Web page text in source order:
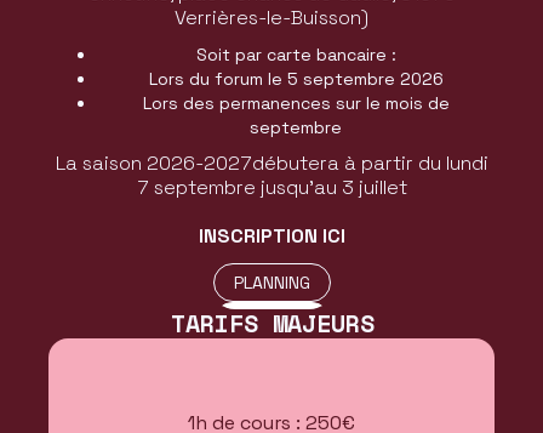
Verrières-le-Buisson)
Soit par carte bancaire :
Lors du forum le 5 septembre 2026
Lors des permanences sur le mois de
septembre
La saison 2026-2027débutera à partir du lundi
7 septembre jusqu’au 3 juillet
INSCRIPTION ICI
PLANNING
PLANNING
TARIFS MAJEURS
1h de cours : 250€